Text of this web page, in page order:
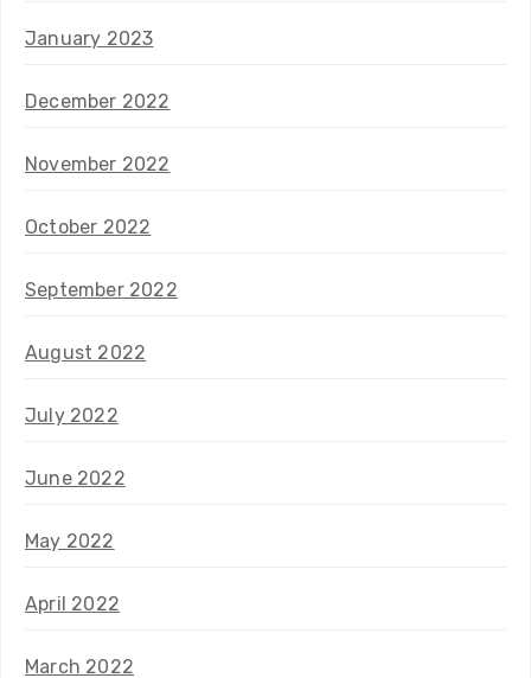
January 2023
December 2022
November 2022
October 2022
September 2022
August 2022
July 2022
June 2022
May 2022
April 2022
March 2022